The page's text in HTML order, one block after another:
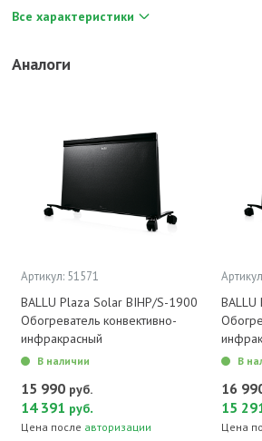
Все характеристики
Аналоги
Артикул: 51571
BALLU Plaza Solar BIHP/S-1900
Обогреватель конвективно-
инфракрасный
В наличии
15 990 руб.
14 391 руб.
Цена после авторизации
В
16
15
Цена